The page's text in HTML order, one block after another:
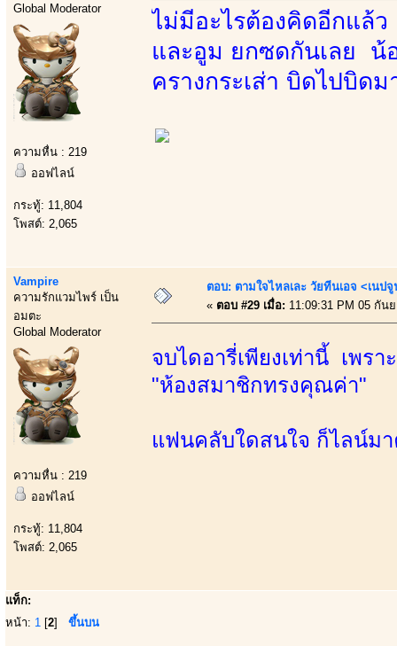
Global Moderator
ความหื่น : 219
ออฟไลน์
กระทู้: 11,804
โพสต์: 2,065
ไม่มีอะไรต้องคิดอีกแล้
และอูม ยกซดกันเลย น้
ครางกระเส่า บิดไปบิ
Vampire
ความรักแวมไพร์ เป็น
อมตะ
Global Moderator
ความหื่น : 219
ออฟไลน์
กระทู้: 11,804
โพสต์: 2,065
ตอบ: ตามใจไหลเละ วัยทีนเอจ <เนป
« ตอบ #29 เมื่อ: 11:09:31 PM 05 กัน
จบไดอารี่เพียงเท่านี้ เพร
"ห้องสมาชิกทรงคุณค่า"
แฟนคลับใดสนใจ ก็ไลน์ม
แท็ก:
หน้า: 1 [2] ขึ้นบน